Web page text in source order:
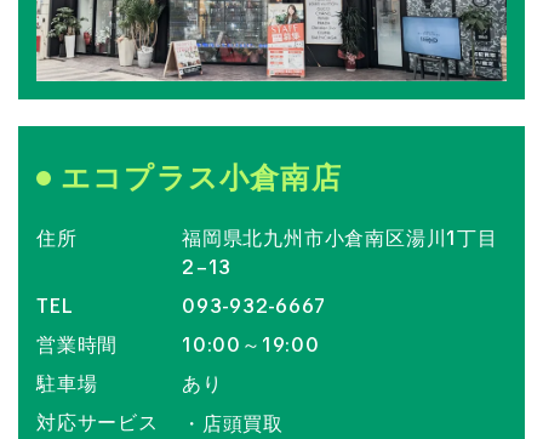
エコプラス小倉南店
住所
福岡県北九州市小倉南区湯川1丁目
2−13
TEL
093-932-6667
営業時間
10:00～19:00
駐車場
あり
対応サービス
・店頭買取